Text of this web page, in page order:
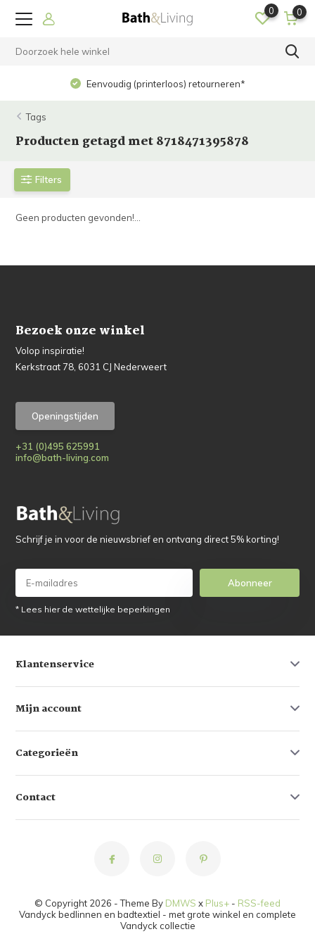
0 0
Eenvoudig (printerloos) retourneren*
Tags
Producten getagd met 8718471395878
Filters
Geen producten gevonden!...
Bezoek onze winkel
Volop inspiratie!
Kerkstraat 78, 6031 CJ Nederweert
Openingstijden
+31 (0)495 625991
info@bath-living.com
Schrijf je in voor de nieuwsbrief en ontvang direct 5% korting!
Abonneer
* Lees hier de wettelijke beperkingen
Klantenservice
Mijn account
Categorieën
Contact
© Copyright 2026 - Theme By DMWS x Plus+ - RSS-feed
Vandyck bedlinnen en badtextiel - met grote winkel en complete
Vandyck collectie